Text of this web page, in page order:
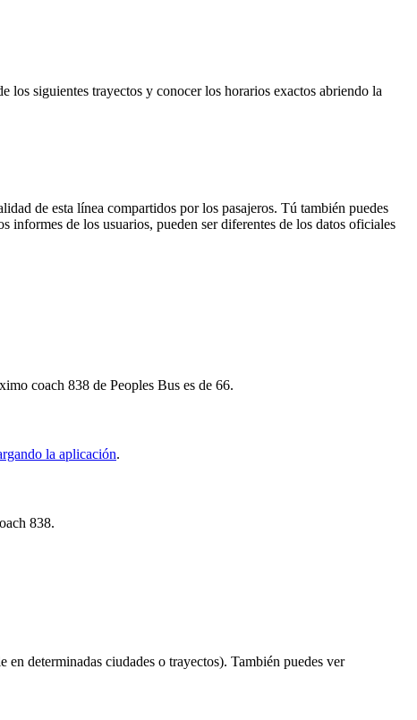
siguientes trayectos y conocer los horarios exactos abriendo la
de esta línea compartidos por los pasajeros. Tú también puedes
informes de los usuarios, pueden ser diferentes de los datos oficiales
coach 838 de Peoples Bus es de 66.
la aplicación.
838.
en determinadas ciudades o trayectos). También puedes ver